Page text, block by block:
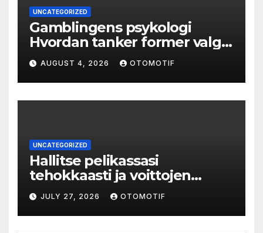
UNCATEGORIZED
Gamblingens psykologi
Hvordan tanker former valg
og atferd
AUGUST 4, 2026 OTOMOTIF
UNCATEGORIZED
Hallitse pelikassasi
tehokkaasti ja voittojen
salaisuudet paljastuvat
JULY 27, 2026 OTOMOTIF